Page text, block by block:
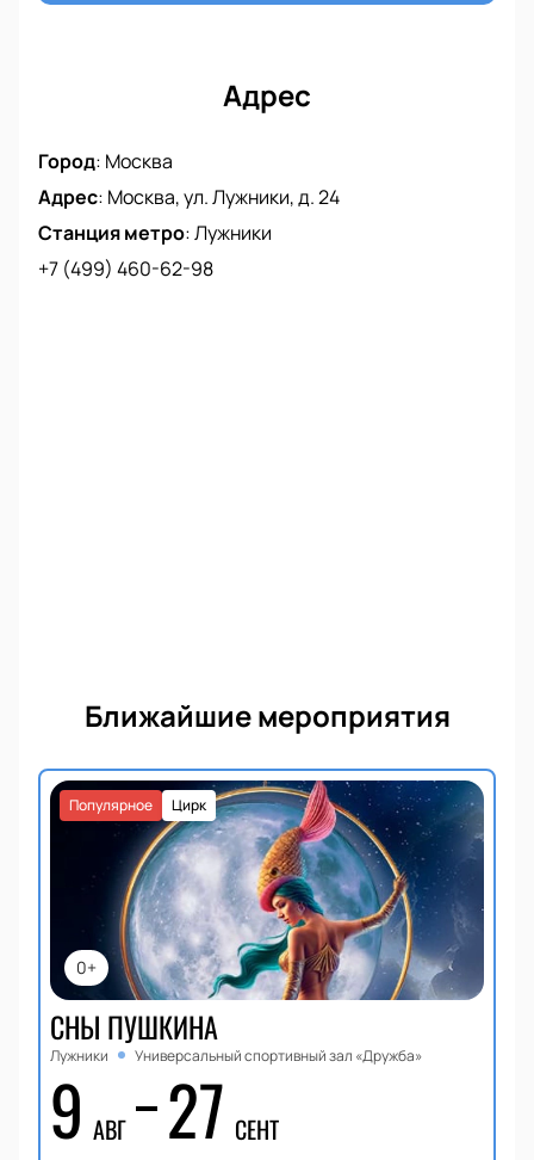
Адрес
Город: Москва
Адрес: Москва, ул. Лужники, д. 24
Станция метро:Лужники
+7 (499) 460-62-98
Ближайшие мероприятия
0+
Цирк
Популярное
СНЫ ПУШКИНА
Лужники Универсальный спортивный зал «Дружба»
9 АВГ 27 СЕНТ